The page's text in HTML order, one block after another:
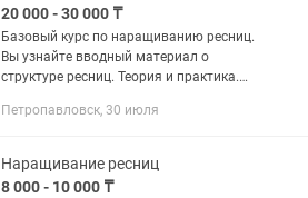
20 000 - 30 000 ₸
Базовый курс по наращиванию ресниц.
Вы узнайте вводный материал о
структуре ресниц. Теория и практика.
Как правильно поставить руку. Как
Петропавловск, 30 июля
Наращивание ресниц
8 000 - 10 000 ₸